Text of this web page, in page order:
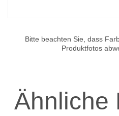
Bitte beachten Sie, dass
Produktfotos
Ähnliche